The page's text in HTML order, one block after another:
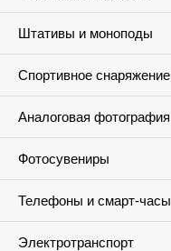
Штативы и моноподы
Спортивное снаряжение
Аналоговая фотография
Фотосувениры
Телефоны и смарт-часы
Электротранспорт